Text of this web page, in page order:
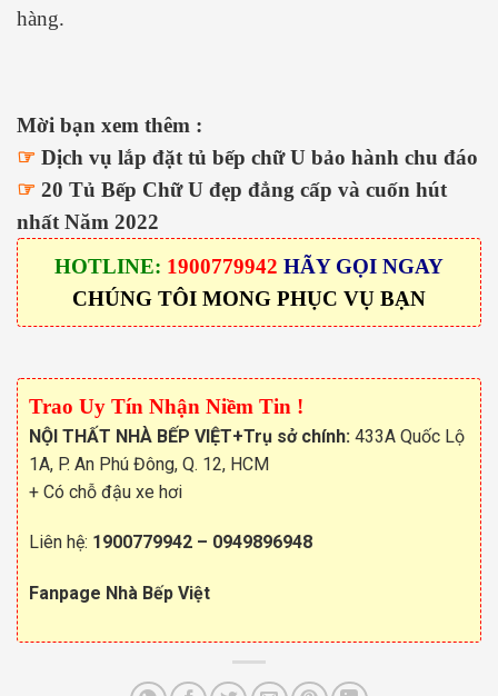
hàng.
Mời bạn xem thêm :
☞ Dịch vụ lắp đặt tủ bếp chữ U bảo hành chu đáo
☞ 20 Tủ Bếp Chữ U đẹp đẳng cấp và cuốn hút
nhất Năm 2022
HOTLINE: 1900779942 HÃY GỌI NGAY
CHÚNG TÔI MONG PHỤC VỤ BẠN
Trao Uy Tín Nhận Niềm Tin !
NỘI THẤT NHÀ BẾP VIỆT+Trụ sở chính: 433A Quốc Lộ
1A, P. An Phú Đông, Q. 12, HCM
+ Có chỗ đậu xe hơi
Liên hệ: 1900779942 – 0949896948
Fanpage Nhà Bếp Việt